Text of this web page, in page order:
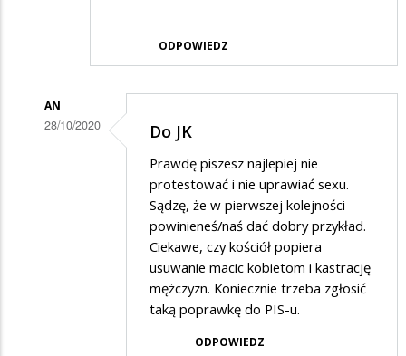
ODPOWIEDZ
AN
28/10/2020 Do JK
Prawdę piszesz najlepiej nie
protestować i nie uprawiać sexu.
Sądzę, że w pierwszej kolejności
powinieneś/naś dać dobry przykład.
Ciekawe, czy kościół popiera
usuwanie macic kobietom i kastrację
mężczyzn. Koniecznie trzeba zgłosić
taką poprawkę do PIS-u.
ODPOWIEDZ